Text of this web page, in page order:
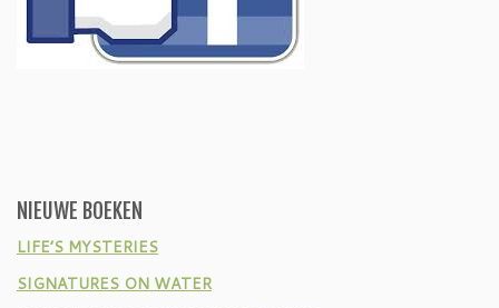
NIEUWE BOEKEN
LIFE’S MYSTERIES
SIGNATURES ON WATER